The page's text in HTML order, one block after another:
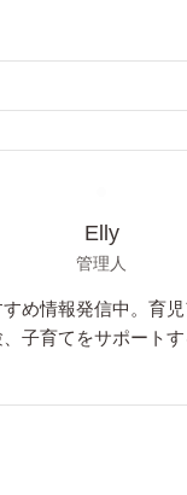
Elly
管理人
め情報発信中。育
子育てをサポート